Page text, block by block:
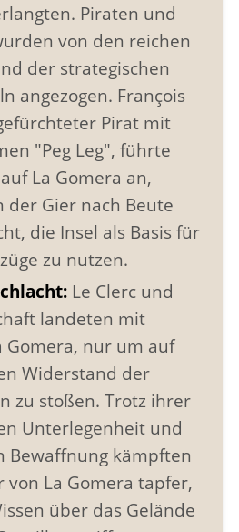
Piraten und
von den reichen
der strategischen
angezogen. François
Pirat mit
"Peg Leg", führte
La Gomera an,
der Gier nach Beute
die Insel als Basis für
zu nutzen.
Le Clerc und
landeten mit
Gomera, nur um auf
Widerstand der
zu stoßen. Trotz ihrer
Unterlegenheit und
Bewaffnung kämpften
von La Gomera tapfer,
über das Gelände